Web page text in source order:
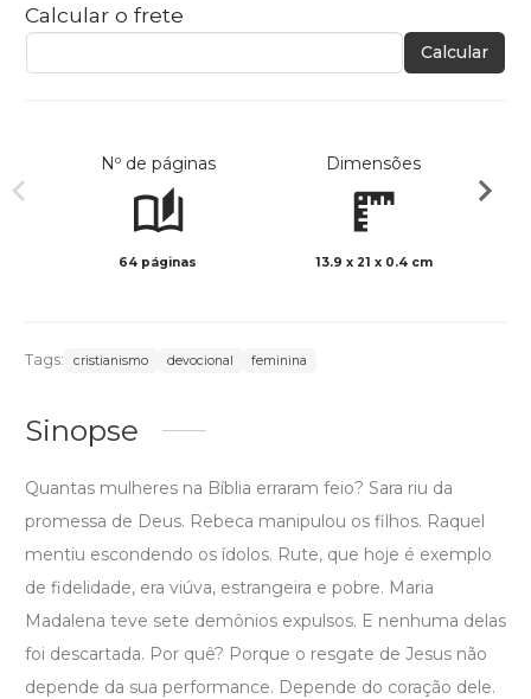
Calcular o frete
Calcular
Nº de páginas
64 páginas
Dimensões
13.9 x 21 x 0.4 cm
Tags: cristianismo devocional feminina
Sinopse
Quantas mulheres na Bíblia erraram feio? Sara riu da
promessa de Deus. Rebeca manipulou os filhos. Raquel
mentiu escondendo os ídolos. Rute, que hoje é exemplo
de fidelidade, era viúva, estrangeira e pobre. Maria
Madalena teve sete demônios expulsos. E nenhuma delas
foi descartada. Por quê? Porque o resgate de Jesus não
depende da sua performance. Depende do coração dele.